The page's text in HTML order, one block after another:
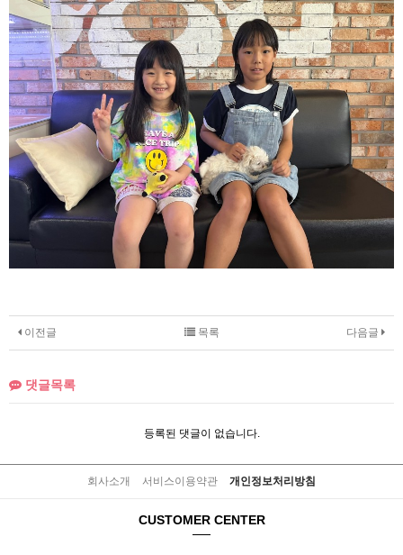
이전글 다음글
목록
댓글목록
등록된 댓글이 없습니다.
회사소개 서비스이용약관 개인정보처리방침
CUSTOMER CENTER